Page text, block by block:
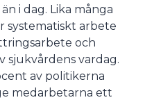
i dag. Lika många
systematiskt arbete
och
sjukvårdens vardag.
av politikerna
medarbetarna ett